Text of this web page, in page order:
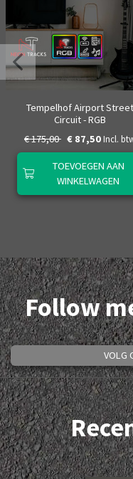
Tempelhof Airport Street
Circuit - RGB
€ 175,00 € 87,50 Incl.
TOEVOEGEN AAN
WINKELWAGEN
Follow
VOLG